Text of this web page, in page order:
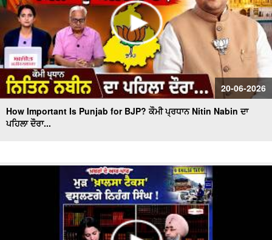
20-06-2026
How Important Is Punjab for BJP? ਕੌਮੀ ਪ੍ਰਧਾਨ Nitin Nabin ਦਾ
ਪਹਿਲਾ ਦੌਰਾ...